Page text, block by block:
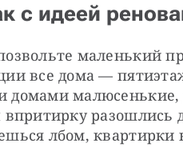
с идеей
маленький
все дома —
домами малюсенькие,
впритирку
лбом, квартирки